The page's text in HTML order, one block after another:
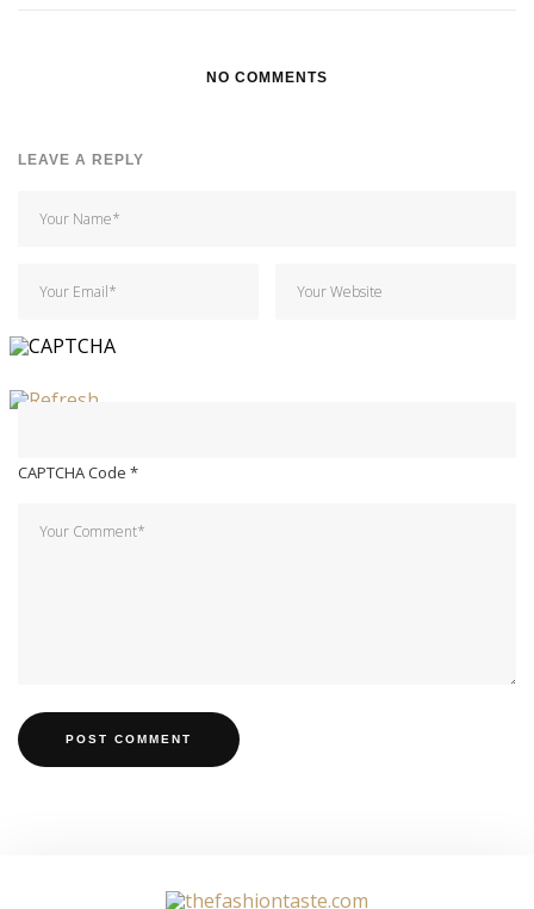
NO COMMENTS
LEAVE A REPLY
CAPTCHA Code *